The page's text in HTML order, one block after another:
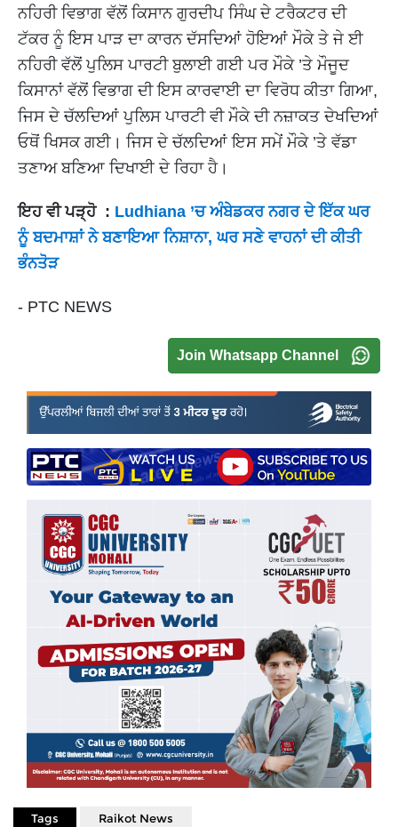
ਨਹਿਰੀ ਵਿਭਾਗ ਵੱਲੋਂ ਕਿਸਾਨ ਗੁਰਦੀਪ ਸਿੰਘ ਦੇ ਟਰੈਕਟਰ ਦੀ
ਟੱਕਰ ਨੂੰ ਇਸ ਪਾੜ ਦਾ ਕਾਰਨ ਦੱਸਦਿਆਂ ਹੋਇਆਂ ਮੌਕੇ ਤੇ ਜੇ ਈ
ਨਹਿਰੀ ਵੱਲੋਂ ਪੁਲਿਸ ਪਾਰਟੀ ਬੁਲਾਈ ਗਈ ਪਰ ਮੌਕੇ ’ਤੇ ਮੌਜੂਦ
ਕਿਸਾਨਾਂ ਵੱਲੋਂ ਵਿਭਾਗ ਦੀ ਇਸ ਕਾਰਵਾਈ ਦਾ ਵਿਰੋਧ ਕੀਤਾ ਗਿਆ,
ਜਿਸ ਦੇ ਚੱਲਦਿਆਂ ਪੁਲਿਸ ਪਾਰਟੀ ਵੀ ਮੌਕੇ ਦੀ ਨਜ਼ਾਕਤ ਦੇਖਦਿਆਂ
ਓਥੋਂ ਖਿਸਕ ਗਈ। ਜਿਸ ਦੇ ਚੱਲਦਿਆਂ ਇਸ ਸਮੇਂ ਮੌਕੇ ’ਤੇ ਵੱਡਾ
ਤਣਾਅ ਬਣਿਆ ਦਿਖਾਈ ਦੇ ਰਿਹਾ ਹੈ।
ਇਹ ਵੀ ਪੜ੍ਹੋ : Ludhiana ’ਚ ਅੰਬੇਡਕਰ ਨਗਰ ਦੇ ਇੱਕ ਘਰ
ਨੂੰ ਬਦਮਾਸ਼ਾਂ ਨੇ ਬਣਾਇਆ ਨਿਸ਼ਾਨਾ, ਘਰ ਸਣੇ ਵਾਹਨਾਂ ਦੀ ਕੀਤੀ
ਭੰਨਤੋੜ
- PTC NEWS
Join Whatsapp Channel
Tags Raikot News